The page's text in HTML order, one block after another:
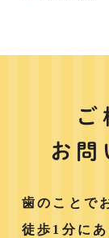
ご
お問
歯のことで
徒歩1分に